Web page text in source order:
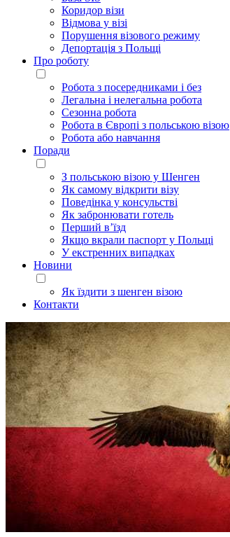
Коридор візи
Відмова у візі
Порушення візового режиму
Депортація з Польщі
Про роботу
Робота з посередниками і без
Легальна і нелегальна робота
Сезонна робота
Робота в Європі з польською візою
Робота або навчання
Поради
З польською візою у Шенген
Як самому відкрити візу
Поведінка у консульстві
Як забронювати готель
Перший в’їзд
Якщо вкрали паспорт у Польщі
У екстренних випадках
Новини
Як їздити з шенген візою
Контакти